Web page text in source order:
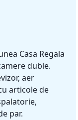
Casa Regala
duble.
aer
articole de
par.